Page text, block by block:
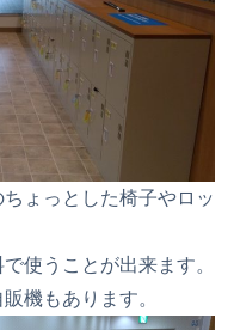
ょっとした椅子やロッ
使うことが出来ます。
機もあります。